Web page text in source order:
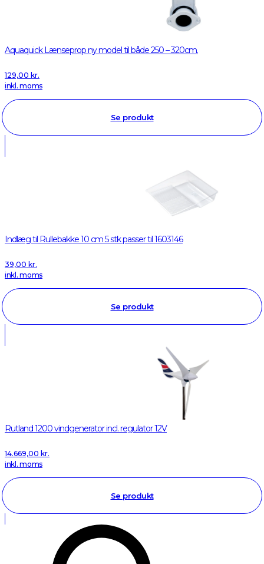
Aquaquick Lænseprop ny model til både 250 – 320cm.
129,00 kr.
inkl. moms
Se produkt
Indlæg til Rullebakke 10 cm 5 stk passer til 1603146
39,00 kr.
inkl. moms
Se produkt
Rutland 1200 vindgenerator incl. regulator 12V
14.669,00 kr.
inkl. moms
Se produkt